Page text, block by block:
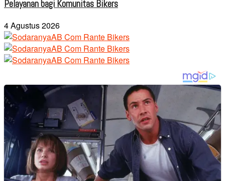
Pelayanan bagi Komunitas Bikers
4 Agustus 2026